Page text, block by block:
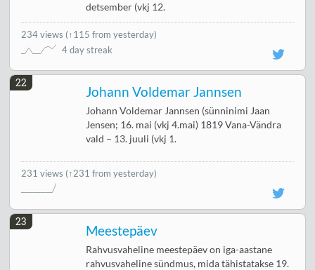
detsember (vkj 12.
234 views (↑115 from yesterday)
4 day streak
22
Johann Voldemar Jannsen
Johann Voldemar Jannsen (sünninimi Jaan
Jensen; 16. mai (vkj 4.mai) 1819 Vana-Vändra
vald – 13. juuli (vkj 1.
231 views (↑231 from yesterday)
23
Meestepäev
Rahvusvaheline meestepäev on iga-aastane
rahvusvaheline sündmus, mida tähistatakse 19.